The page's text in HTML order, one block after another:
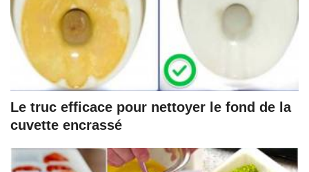
Le truc efficace pour nettoyer le fond de la
cuvette encrassé